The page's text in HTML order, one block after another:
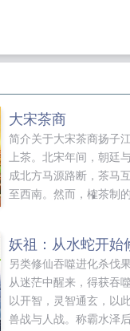
大宋茶商
简介关于大宋茶商扬子
上茶。北宋年间，朝廷
成北方马源路断，茶马
至西南。然而，榷茶制
对抗。而占有蒙山两峰
牺牲者。前世，见证了
吟，一把火结束了自己
生归来，她誓拼了命也
书架空，切勿考究。）...
妖祖：从水蛇开始
另类修仙吞噬进化杀伐
从迷茫中醒来，得获吞
以开智，灵智通玄，以
兽战与人战。称霸水泽